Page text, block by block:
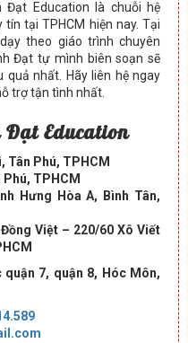
Đạt Education là chuỗi hệ
tại TPHCM hiện nay. Tại
theo giáo trình chuyên
Đạt tự mình biên soạn sẽ
nhất. Hãy liên hệ ngay
trợ tận tình nhất.
Đạt Education
Tân Phú, TPHCM
Phú, TPHCM
Hưng Hòa A, Bình Tân,
Việt – 220/60 Xô Viết
quận 7, quận 8, Hóc Môn,